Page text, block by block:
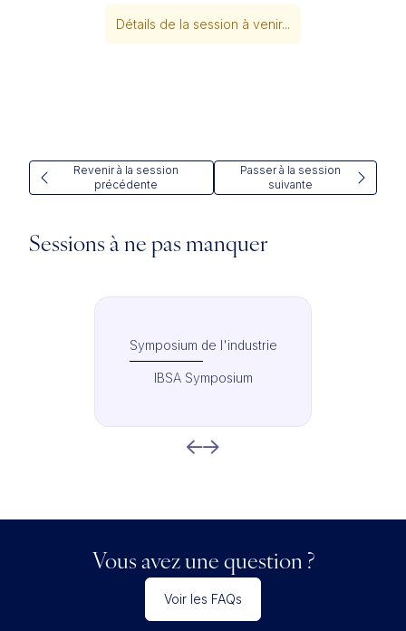
Détails de la session à venir...
Revenir à la session
précédente
Passer à la session
suivante
Sessions à ne pas manquer
Symposium de l'industrie
IBSA Symposium
Vous avez une question ?
Voir les FAQs